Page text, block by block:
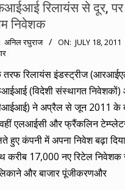
रिलायंस से दूर,
निवेशक
अनिल रघुराज ON: JULY 18, 2011
रिलायंस इंडस्ट्रीज
(विदेशी संस्थागत
ने अप्रैल से जून 2011 के
एलआईसी और फ्रैंकलिन
हुए कंपनी में अपना निवेश बढ़ा
करीब 17,000 नए रिटेल
और बाजार पूंजीकरणऔर